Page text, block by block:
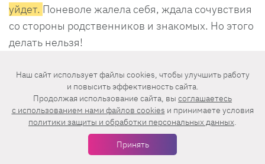
уйдет. Поневоле жалела себя, ждала сочувствия
со стороны родственников и знакомых. Но этого
делать нельзя!
После подтверждения диагноза важно было как
можно раньше начать лечение. Но на подбор
терапии ушло много времени: первые
комбинации мы пробовали еще в 2010 году, а
итоговый выбор смогли сделать только в конце
2014-го. Сейчас у меня таблетированная форма
Наш сайт использует файлы cookies, чтобы улучшить работу
и повысить эффективность сайта.
Продолжая использование сайта, вы соглашаетесь
c использованием нами файлов cookies и принимаете условия
политики защиты и обработки персональных данных.
Принять